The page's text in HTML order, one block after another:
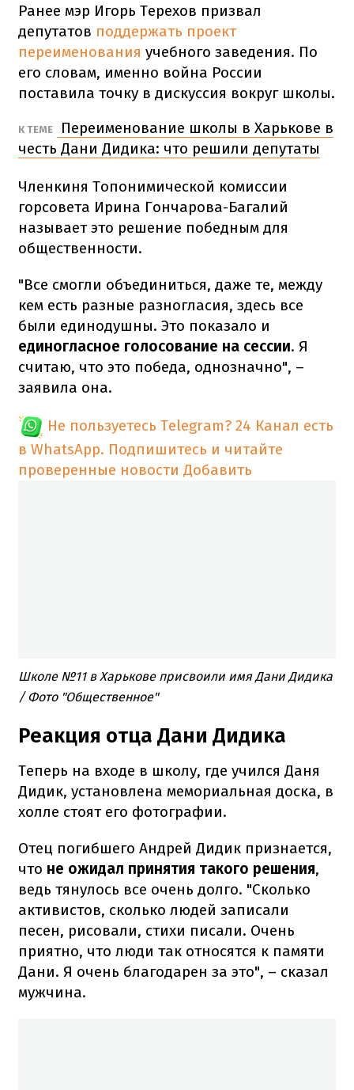
Ранее мэр Игорь Терехов призвал
депутатов поддержать проект
переименования учебного заведения. По
его словам, именно война России
поставила точку в дискуссия вокруг школы.
К ТЕМЕ
Переименование школы в Харькове в
честь Дани Дидика: что решили депутаты
Членкиня Топонимической комиссии
горсовета Ирина Гончарова-Багалий
называет это решение победным для
общественности.
"Все смогли объединиться, даже те, между
кем есть разные разногласия, здесь все
были единодушны. Это показало и
единогласное голосование на сессии. Я
считаю, что это победа, однозначно", –
заявила она.
Не пользуетесь Telegram? 24 Канал есть
в WhatsApp. Подпишитесь и читайте
проверенные новости Добавить
Школе №11 в Харькове присвоили имя Дани Дидика
/ Фото "Общественное"
Реакция отца Дани Дидика
Теперь на входе в школу, где учился Даня
Дидик, установлена мемориальная доска, в
холле стоят его фотографии.
Отец погибшего Андрей Дидик признается,
что не ожидал принятия такого решения,
ведь тянулось все очень долго. "Сколько
активистов, сколько людей записали
песен, рисовали, стихи писали. Очень
приятно, что люди так относятся к памяти
Дани. Я очень благодарен за это", – сказал
мужчина.